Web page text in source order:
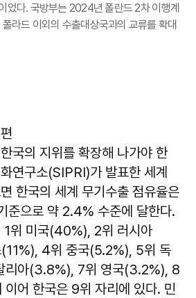
었다. 국방부는 2024년 폴란드 2차 이행계
라드 이외의 수출대상국과의 교류를 확대
국의 지위를 확장해 나가야 한
연구소(SIPRI)가 발표한 세계
한국의 세계 무기수출 점유율은
으로 약 2.4% 수준에 달한다.
1위 미국(40%), 2위 러시아
4위 중국(5.2%), 5위 독
리아(3.8%), 7위 영국(3.2%), 8
어 한국은 9위 자리에 있다. 민